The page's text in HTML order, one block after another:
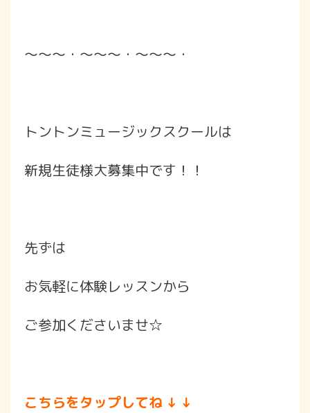
～～～・～～～・～～～・
トントンミュージックスクールは
新規生徒様大募集中です！！
先ずは
お気軽に体験レッスンから
ご参加くださいませ☆
こちらをタップしてね ↓ ↓